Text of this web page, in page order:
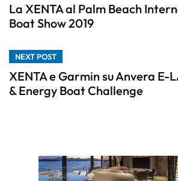
La XENTA al Palm Beach
Boat Show 2019
NEXT POST
XENTA e Garmin su Anvera E-
& Energy Boat Challenge